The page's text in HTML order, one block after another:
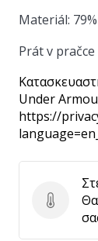
Materiál:
Prát v pračce
Under
https://